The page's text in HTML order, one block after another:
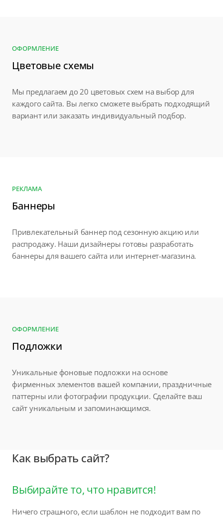
ОФОРМЛЕНИЕ
Цветовые схемы
Мы предлагаем до 20 цветовых схем на выбор для
каждого сайта. Вы легко сможете выбрать подходящий
вариант или заказать индивидуальный подбор.
РЕКЛАМА
Баннеры
Привлекательный баннер под сезонную акцию или
распродажу. Наши дизайнеры готовы разработать
баннеры для вашего сайта или интернет-магазина.
ОФОРМЛЕНИЕ
Подложки
Уникальные фоновые подложки на основе
фирменных элементов вашей компании, праздничные
паттерны или фотографии продукции. Сделайте ваш
сайт уникальным и запоминающимся.
Как выбрать сайт?
Выбирайте то, что нравится!
Ничего страшного, если шаблон не подходит вам по